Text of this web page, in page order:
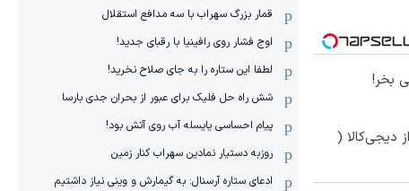
بخر!
دیجی‌کالا (
قمار بزرگ سهراب با سه مدافع استقلال
اوج فشار روی رافینیا با رقبای جدید!
لطفا این ستاره را به جای صلاح نخرید!
شش راه حل فلیک برای عبور از بحران جدی بارسا
پیام احساسی یایسله آب روی آتش بود!
روزبه دستیار نمادین سهراب کنار زمین
ادعای ستاره آرسنال: به گیمارش و وینی نیاز داشتیم